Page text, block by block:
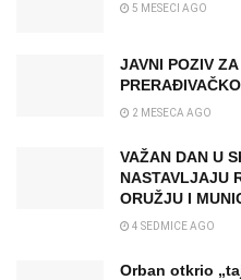
5 MESECI AGO
JAVNI POZIV
2 MESECA AGO
VAŽAN DAN U
NASTAVLJAJU
ORUŽJU I
4 SEDMICE AGO
Orban otkrio